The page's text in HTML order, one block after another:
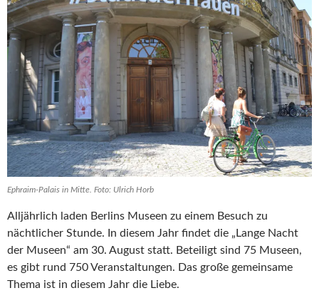
Ephraim-Palais in Mitte. Foto: Ulrich Horb
Alljährlich laden Berlins Museen zu einem Besuch zu
nächtlicher Stunde. In diesem Jahr findet die „Lange Nacht
der Museen“ am 30. August statt. Beteiligt sind 75 Museen,
es gibt rund 750 Veranstaltungen. Das große gemeinsame
Thema ist in diesem Jahr die Liebe.